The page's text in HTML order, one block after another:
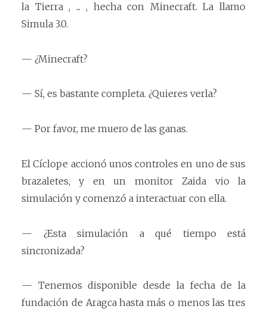
la Tierra , ... , hecha con Minecraft. La llamo
Simula 3.0.
— ¿Minecraft?
— Sí, es bastante completa. ¿Quieres verla?
— Por favor, me muero de las ganas.
El Cíclope accionó unos controles en uno de sus
brazaletes, y en un monitor Zaida vio la
simulación y comenzó a interactuar con ella.
— ¿Esta simulación a qué tiempo está
sincronizada?
— Tenemos disponible desde la fecha de la
fundación de Aragca hasta más o menos las tres